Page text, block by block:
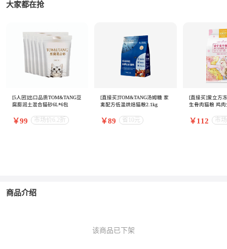
大家都在抢
[5人团]出口品质TOM&TANG豆
腐膨润土混合猫砂6L*6包
￥99 市场价6.2折
[直接买]TOM&TANG汤姆糖 家
禽配方低温烘焙猫粮2.1kg
￥89 省10元
[直接买]爱立方
生骨肉猫粮 鸡肉
￥112 市
商品介绍
该商品已下架